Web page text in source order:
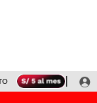
TINKA RESULTADOS